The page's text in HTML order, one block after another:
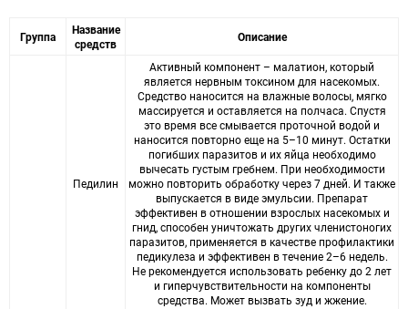
Группа
Название
средств
Описание
Педилин
Активный компонент – малатион, который
является нервным токсином для насекомых.
Средство наносится на влажные волосы, мягко
массируется и оставляется на полчаса. Спустя
это время все смывается проточной водой и
наносится повторно еще на 5–10 минут. Остатки
погибших паразитов и их яйца необходимо
вычесать густым гребнем. При необходимости
можно повторить обработку через 7 дней. И также
выпускается в виде эмульсии. Препарат
эффективен в отношении взрослых насекомых и
гнид, способен уничтожать других членистоногих
паразитов, применяется в качестве профилактики
педикулеза и эффективен в течение 2–6 недель.
Не рекомендуется использовать ребенку до 2 лет
и гиперчувствительности на компоненты
средства. Может вызвать зуд и жжение.